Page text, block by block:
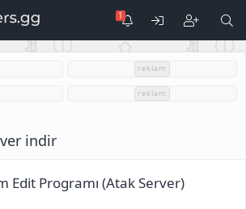
reklam
reklam
indir
Edit Programı (Atak Server)